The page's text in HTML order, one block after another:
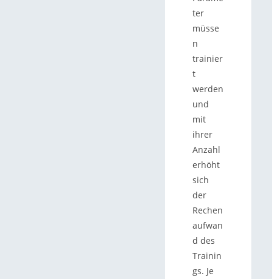
ter
müsse
n
trainier
t
werden
und
mit
ihrer
Anzahl
erhöht
sich
der
Rechen
aufwan
d des
Trainin
gs. Je